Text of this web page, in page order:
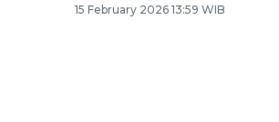
15 February 2026 13:59 WIB